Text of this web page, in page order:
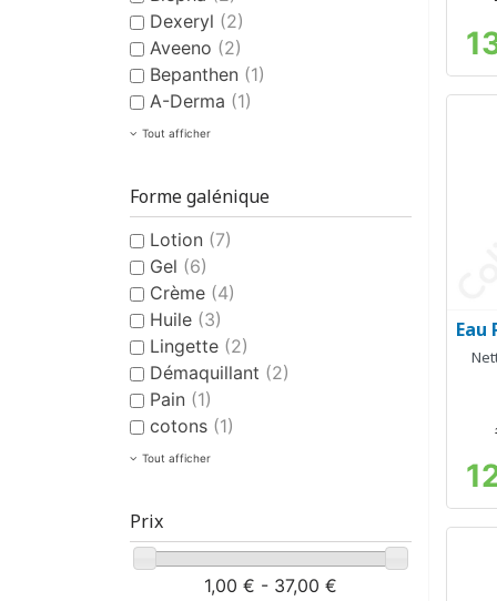
Dexeryl (2)
Aveeno (2)
Bepanthen (1)
A-Derma (1)
Tout afficher
Forme galénique
Lotion (7)
Gel (6)
Crème (4)
Huile (3)
Lingette (2)
Démaquillant (2)
Pain (1)
cotons (1)
Tout afficher
Prix
1,00 € - 37,00 €
Eau